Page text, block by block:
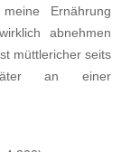
Ernährung
abnehmen
müttlericher seits
an einer